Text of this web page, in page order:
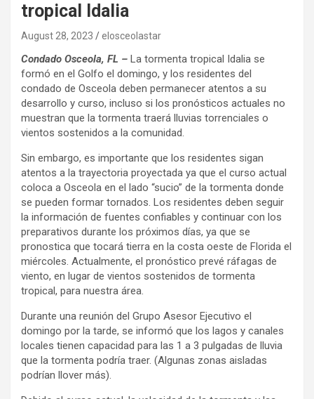
tropical Idalia
August 28, 2023 elosceolastar
Condado Osceola, FL – La tormenta tropical Idalia se
formó en el Golfo el domingo, y los residentes del
condado de Osceola deben permanecer atentos a su
desarrollo y curso, incluso si los pronósticos actuales no
muestran que la tormenta traerá lluvias torrenciales o
vientos sostenidos a la comunidad.
Sin embargo, es importante que los residentes sigan
atentos a la trayectoria proyectada ya que el curso actual
coloca a Osceola en el lado “sucio” de la tormenta donde
se pueden formar tornados. Los residentes deben seguir
la información de fuentes confiables y continuar con los
preparativos durante los próximos días, ya que se
pronostica que tocará tierra en la costa oeste de Florida el
miércoles. Actualmente, el pronóstico prevé ráfagas de
viento, en lugar de vientos sostenidos de tormenta
tropical, para nuestra área.
Durante una reunión del Grupo Asesor Ejecutivo el
domingo por la tarde, se informó que los lagos y canales
locales tienen capacidad para las 1 a 3 pulgadas de lluvia
que la tormenta podría traer. (Algunas zonas aisladas
podrían llover más).